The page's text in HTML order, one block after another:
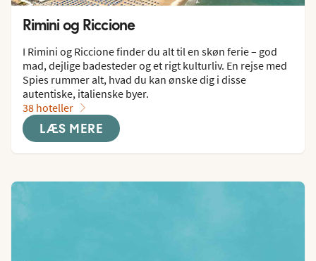
Rimini og Riccione
I Rimini og Riccione finder du alt til en skøn ferie – god
mad, dejlige badesteder og et rigt kulturliv. En rejse med
Spies rummer alt, hvad du kan ønske dig i disse
autentiske, italienske byer.
38 hoteller
LÆS MERE